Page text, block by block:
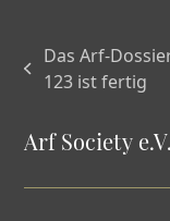
vorheriger
Das Arf-
123 ist fertig
Arf Society e.V.